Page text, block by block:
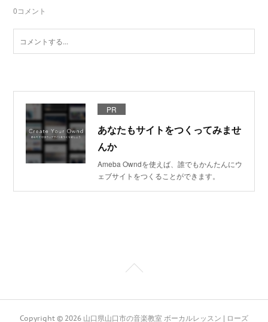
0コメント
PR
あなたもサイトをつくってみませ
んか
Ameba Owndを使えば、誰でもかんたんにウ
ェブサイトをつくることができます。
Copyright © 2026 山口県山口市の音楽教室 ボーカルレッスン | ローズ